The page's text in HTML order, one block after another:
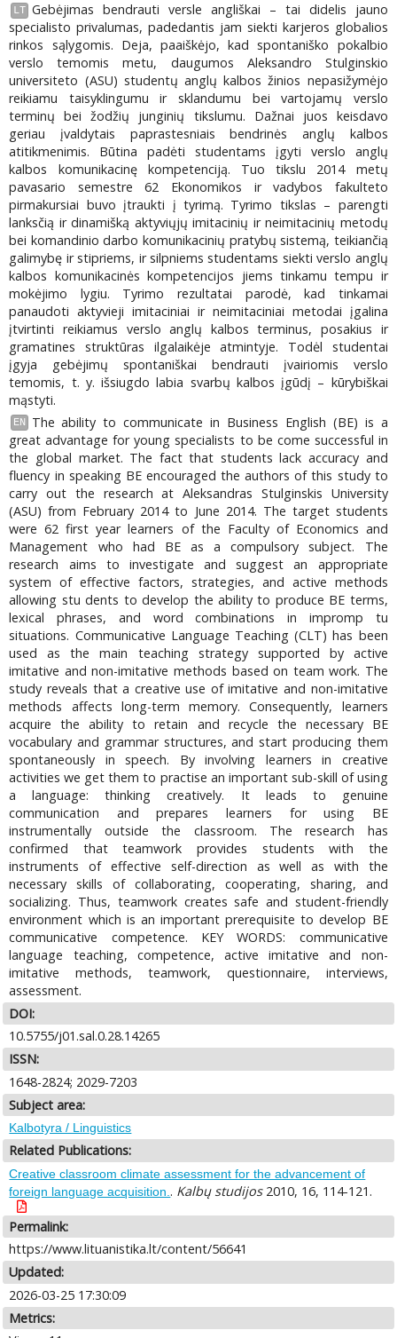
LT Gebėjimas bendrauti versle angliškai – tai didelis jauno
specialisto privalumas, padedantis jam siekti karjeros globalios
rinkos sąlygomis. Deja, paaiškėjo, kad spontaniško pokalbio
verslo temomis metu, daugumos Aleksandro Stulginskio
universiteto (ASU) studentų anglų kalbos žinios nepasižymėjo
reikiamu taisyklingumu ir sklandumu bei vartojamų verslo
terminų bei žodžių junginių tikslumu. Dažnai juos keisdavo
geriau įvaldytais paprastesniais bendrinės anglų kalbos
atitikmenimis. Būtina padėti studentams įgyti verslo anglų
kalbos komunikacinę kompetenciją. Tuo tikslu 2014 metų
pavasario semestre 62 Ekonomikos ir vadybos fakulteto
pirmakursiai buvo įtraukti į tyrimą. Tyrimo tikslas – parengti
lanksčią ir dinamišką aktyviųjų imitacinių ir neimitacinių metodų
bei komandinio darbo komunikacinių pratybų sistemą, teikiančią
galimybę ir stipriems, ir silpniems studentams siekti verslo anglų
kalbos komunikacinės kompetencijos jiems tinkamu tempu ir
mokėjimo lygiu. Tyrimo rezultatai parodė, kad tinkamai
panaudoti aktyvieji imitaciniai ir neimitaciniai metodai įgalina
įtvirtinti reikiamus verslo anglų kalbos terminus, posakius ir
gramatines struktūras ilgalaikėje atmintyje. Todėl studentai
įgyja gebėjimų spontaniškai bendrauti įvairiomis verslo
temomis, t. y. išsiugdo labia svarbų kalbos įgūdį – kūrybiškai
mąstyti.
EN
The ability to communicate in Business English (BE) is a
great advantage for young specialists to be come successful in
the global market. The fact that students lack accuracy and
fluency in speaking BE encouraged the authors of this study to
carry out the research at Aleksandras Stulginskis University
(ASU) from February 2014 to June 2014. The target students
were 62 first year learners of the Faculty of Economics and
Management who had BE as a compulsory subject. The
research aims to investigate and suggest an appropriate
system of effective factors, strategies, and active methods
allowing stu dents to develop the ability to produce BE terms,
lexical phrases, and word combinations in impromp tu
situations. Communicative Language Teaching (CLT) has been
used as the main teaching strategy supported by active
imitative and non-imitative methods based on team work. The
study reveals that a creative use of imitative and non-imitative
methods affects long-term memory. Consequently, learners
acquire the ability to retain and recycle the necessary BE
vocabulary and grammar structures, and start producing them
spontaneously in speech. By involving learners in creative
activities we get them to practise an important sub-skill of using
a language: thinking creatively. It leads to genuine
communication and prepares learners for using BE
instrumentally outside the classroom. The research has
confirmed that teamwork provides students with the
instruments of effective self-direction as well as with the
necessary skills of collaborating, cooperating, sharing, and
socializing. Thus, teamwork creates safe and student-friendly
environment which is an important prerequisite to develop BE
communicative competence. KEY WORDS: communicative
language teaching, competence, active imitative and non-
imitative methods, teamwork, questionnaire, interviews,
assessment.
DOI:
10.5755/j01.sal.0.28.14265
ISSN:
1648-2824; 2029-7203
Subject area:
Kalbotyra / Linguistics
Related Publications:
Creative classroom climate assessment for the advancement of
foreign language acquisition. . Kalbų studijos2010, 16, 114-121.
Permalink:
https://www.lituanistika.lt/content/56641
Updated:
2026-03-25 17:30:09
Metrics: